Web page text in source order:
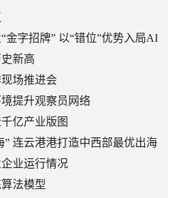
金字招牌” 以“错位”优势入局AI
新高
场推进会
提升观察员网络
亿产业版图
” 连云港港打造中西部最优出海
业运行情况
法模型